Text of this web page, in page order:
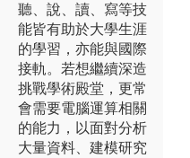
聽、說、讀、寫等技
能皆有助於大學生涯
的學習，亦能與國際
接軌。若想繼續深造
挑戰學術殿堂，更常
會需要電腦運算相關
的能力，以面對分析
大量資料、建模研究